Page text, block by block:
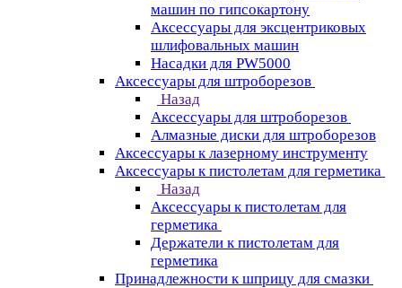
машин по гипсокартону
Аксессуары для эксцентриковых
шлифовальных машин
Насадки для PW5000
Аксессуары для штроборезов
Назад
Аксессуары для штроборезов
Алмазные диски для штроборезов
Аксессуары к лазерному инструменту
Аксессуары к пистолетам для герметика
Назад
Аксессуары к пистолетам для
герметика
Держатели к пистолетам для
герметика
Принадлежности к шприцу для смазки